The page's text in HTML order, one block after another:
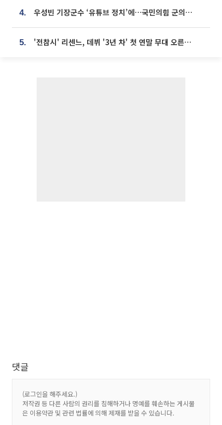
4. 우성빈 기장군수 ‘유튜브 정치’에…국민의힘 군의원들 집단 반발
5. '전참시' 리센느, 데뷔 '3년 차' 첫 연말 무대 오른다⋯"그동안 섭외 안 와"
댓글